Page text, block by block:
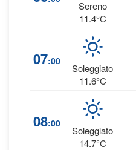
Sereno
11.4°C
07:00
Soleggiato
11.6°C
08:00
Soleggiato
14.7°C